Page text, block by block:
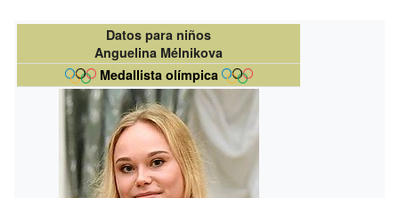
Datos para niños
Anguelina Mélnikova
Medallista olímpica